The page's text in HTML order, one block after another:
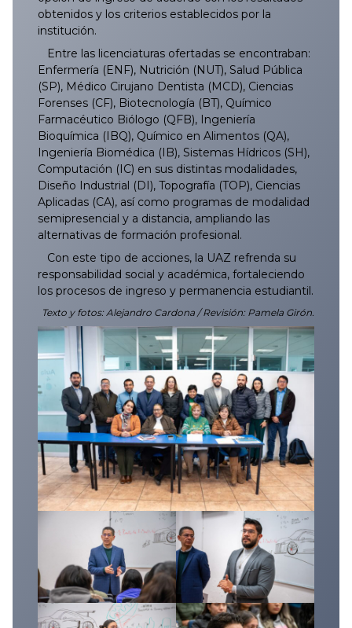
obtenidos y los criterios establecidos por la
institución.
Entre las licenciaturas ofertadas se encontraban:
Enfermería (ENF), Nutrición (NUT), Salud Pública
(SP), Médico Cirujano Dentista (MCD), Ciencias
Forenses (CF), Biotecnología (BT), Químico
Farmacéutico Biólogo (QFB), Ingeniería
Bioquímica (IBQ), Químico en Alimentos (QA),
Ingeniería Biomédica (IB), Sistemas Hídricos (SH),
Computación (IC) en sus distintas modalidades,
Diseño Industrial (DI), Topografía (TOP), Ciencias
Aplicadas (CA), así como programas de modalidad
semipresencial y a distancia, ampliando las
alternativas de formación profesional.
Con este tipo de acciones, la UAZ refrenda su
responsabilidad social y académica, fortaleciendo
los procesos de ingreso y permanencia estudiantil.
Texto y fotos: Alejandro Cardona / Revisión: Pamela Girón.